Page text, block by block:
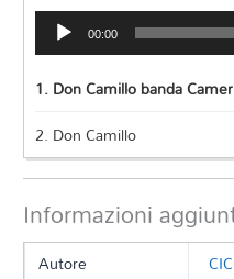
Audio
Player 00:00
1.Don Camillo banda
2. Don Camillo
Informazioni
Autore